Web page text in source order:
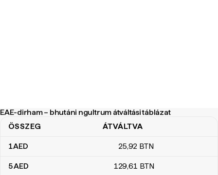
EAE-dirham – bhutáni ngultrum átváltási táblázat
EAE-dirham – bhutáni ngultrum átváltási táblázat
ÖSSZEG ÁTVÁLTVA
1AED 25,92 BTN
5AED 129,61 BTN